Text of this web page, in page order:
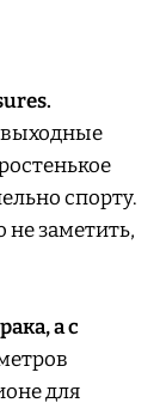
выходные
спорту.
заметить,
а с
для